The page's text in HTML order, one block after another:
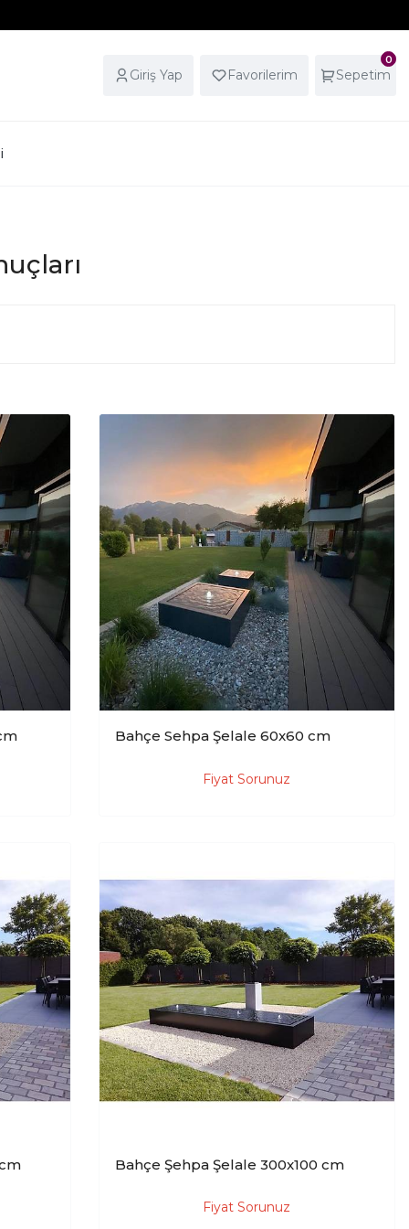
Giriş Yap Favorilerim
0
Sepetim
Bahçe Sehpa Şelale 60x60 cm
Fiyat Sorunuz
Bahçe Şehpa Şelale 300x100 cm
Fiyat Sorunuz